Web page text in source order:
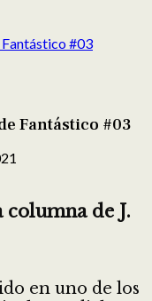
Fantástico #03
Fantástico #03
columna de J.
en uno de los